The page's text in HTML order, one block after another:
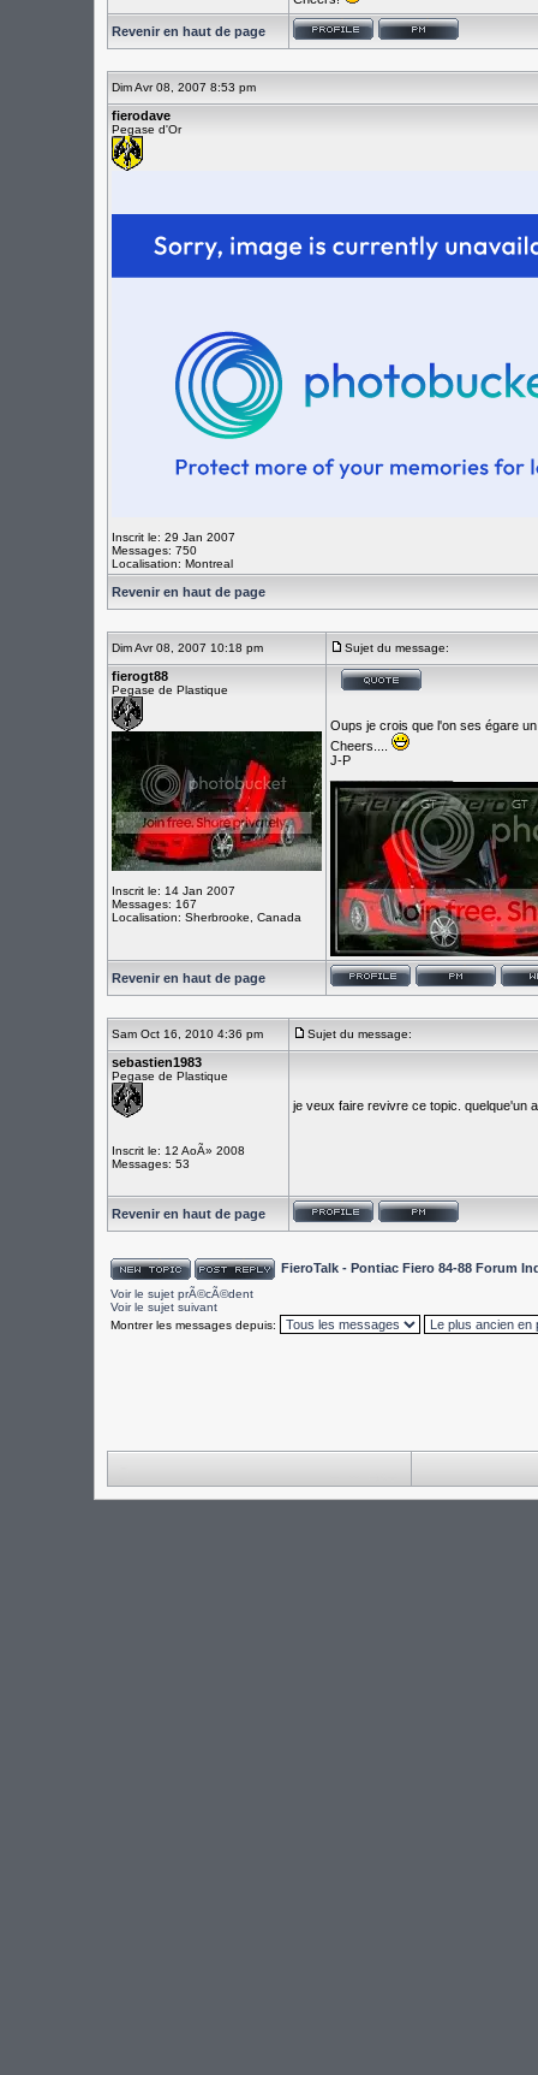
Revenir en haut de page
Dim Avr 08, 2007 8:53 pm
fierodave
Pegase d'Or
Inscrit le: 29 Jan 2007
Messages: 750
Localisation: Montreal
Revenir en haut de page
Dim Avr 08, 2007 10:18 pm Sujet du message:
fierogt88
Pegase de Plastique
Inscrit le: 14 Jan 2007
Messages: 167
Localisation: Sherbrooke, Canada
Oups je crois que l'on ses égare
Cheers....
J-P
Revenir en haut de page
Sam Oct 16, 2010 4:36 pm Sujet du message:
sebastien1983
Pegase de Plastique
Inscrit le: 12 AoÃ» 2008
Messages: 53
je veux faire revivre ce topic. quelque'un
Revenir en haut de page
FieroTalk - Pontiac Fiero 84-88 Forum
Voir le sujet prÃ©cÃ©dent
Voir le sujet suivant
Montrer les messages depuis: